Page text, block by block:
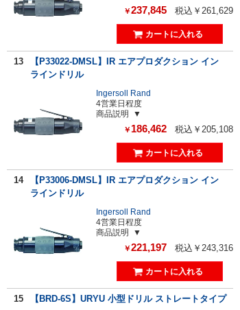
￥237,845 税込￥261,629
13
【P33022-DMSL】IR エアプロダクション イン
ラインドリル
Ingersoll Rand
4営業日程度
商品説明
￥ 186,462 税込￥205,108
14
【P33006-DMSL】IR エアプロダクション イン
ラインドリル
Ingersoll Rand
4営業日程度
商品説明
￥221,197 税込￥243,316
15 【BRD-6S】URYU 小型ドリル ストレートタイプ